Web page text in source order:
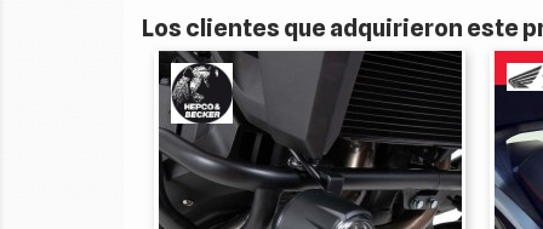
Los clientes que adquirieron este